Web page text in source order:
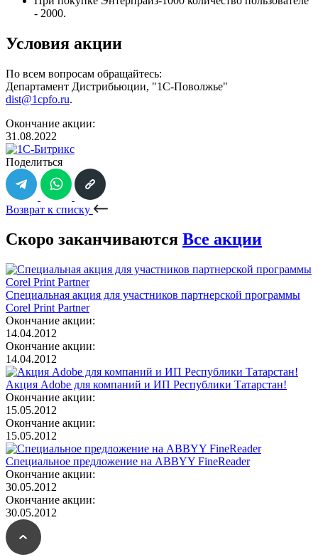
- 2000.
Условия акции
По всем вопросам обращайтесь:
Департамент Дистрибьюции, "1С-Поволжье"
dist@1cpfo.ru.
Окончание акции:
31.08.2022
Поделиться
Возврат к списку
Скоро заканчиваются Все акции
Специальная акция для участников партнерской программы
Corel Print Partner
Окончание акции:
14.04.2012
Окончание акции:
14.04.2012
Акция Adobe для компаний и ИП Республики Татарстан!
Окончание акции:
15.05.2012
Окончание акции:
15.05.2012
Специальное предложение на ABBYY FineReader
Окончание акции:
30.05.2012
Окончание акции:
30.05.2012